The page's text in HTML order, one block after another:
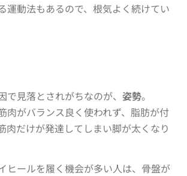
運動法もあるので、根気よく続けてい
で見落とされがちなのが、 姿勢。
肉がバランス良く使われず、 脂肪が付
肉だけが発達してしまい脚が太く なり
ヒールを履く機会が多い人は、骨盤が